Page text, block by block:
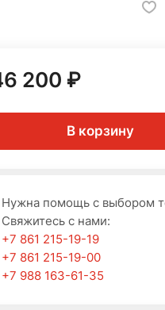
200 ₽
В корзину
Нужна помощь с выбором
Свяжитесь с нами:
+7 861 215-19-19
+7 861 215-19-00
+7 988 163-61-35